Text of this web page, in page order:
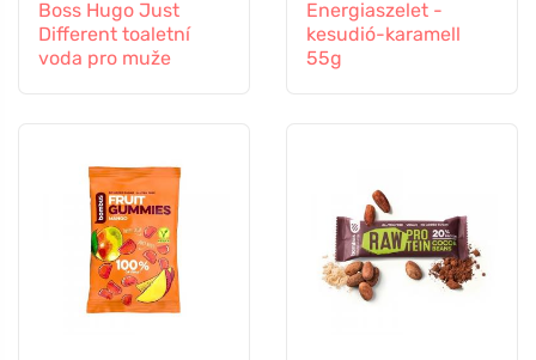
Boss Hugo Just
Different toaletní
voda pro muže
Energiaszelet -
kesudió-karamell
55g